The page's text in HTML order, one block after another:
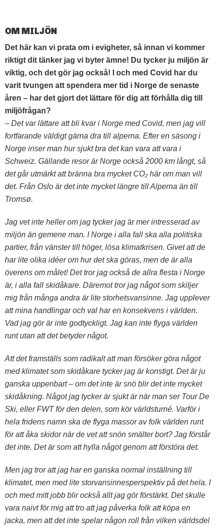
OM MILJÖN
Det här kan vi prata om i evigheter, så innan vi kommer
riktigt dit tänker jag vi byter ämne! Du tycker ju miljön är
viktig, och det gör jag också! I och med Covid har du
varit tvungen att spendera mer tid i Norge de senaste
åren – har det gjort det lättare för dig att förhålla dig till
miljöfrågan?
– Det var lättare att bli kvar i Norge med Covid, men jag vill
fortfarande väldigt gärna dra till alperna. Efter en säsong i
Norge inser man hur sjukt bra det kan vara att vara i
Schweiz. Gällande resor är Norge också 2000 km långt, så
det går utmärkt att bränna bra mycket CO₂ här om man vill
det. Från Oslo är det inte mycket längre till Alperna än till
Tromsø.
Jag vet inte heller om jag tycker jag är mer intresserad av
miljön än gemene man. I Norge i alla fall ska alla politiska
partier, från vänster till höger, lösa klimatkrisen. Givet att de
har lite olika idéer om hur det ska göras, men de är alla
överens om målet! Det tror jag också de allra flesta i Norge
är, i alla fall skidåkare. Däremot tror jag något som skiljer
mig från många andra är lite storhetsvansinne. Jag upplever
att mina handlingar och val har en konsekvens i världen.
Vad jag gör är inte godtyckligt. Jag kan inte flyga världen
runt utan att det betyder något.
Att det framställs som radikalt att man försöker göra något
med klimatet som skidåkare tycker jag är konstigt. Det är ju
ganska uppenbart – om det inte är snö blir det inte mycket
skidåkning. Något jag tycker är sjukt är när man ser Tour De
Ski, eller FWT för den delen, som kör världsturné. Varför i
hela fridens namn ska de flyga massor av folk världen runt
för att åka skidor när de vet att snön smälter bort? Jag förstår
det inte. Det är som att hylla något genom att förstöra det.
Men jag tror att jag har en ganska normal inställning till
klimatet, men med lite storvansinnesperspektiv på det hela. I
och med mitt jobb blir också allt jag gör förstärkt. Det skulle
vara naivt för mig att tro att jag påverka folk att köpa en
jacka, men att det inte spelar någon roll från vilken världsdel